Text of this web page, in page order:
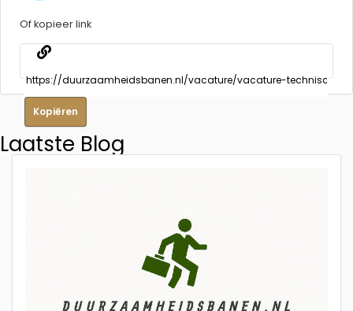
Of kopieer link
Kopiëren
Laatste Blog